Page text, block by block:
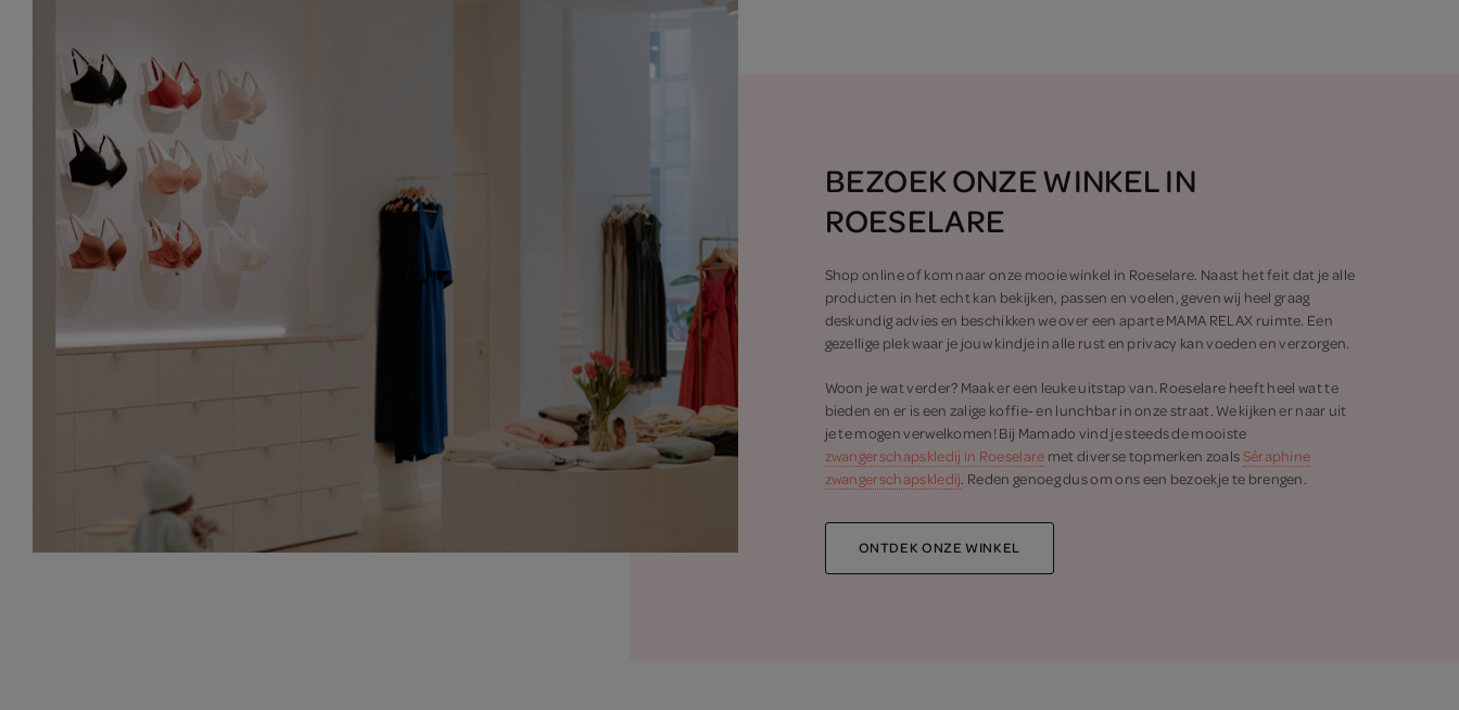
BEZOEK ONZE WINKEL IN
ROESELARE
Shop online of kom naar onze mooie winkel in Roeselare. Naast het feit dat je alle
producten in het echt kan bekijken, passen en voelen, geven wij heel graag
deskundig advies en beschikken we over een aparte MAMA RELAX ruimte. Een
gezellige plek waar je jouw kindje in alle rust en privacy kan voeden en verzorgen.
Woon je wat verder? Maak er een leuke uitstap van. Roeselare heeft heel wat te
bieden en er is een zalige koffie- en lunchbar in onze straat. We kijken er naar uit
je te mogen verwelkomen! Bij Mamado vind je steeds de mooiste
zwangerschapskledij in Roeselare met diverse topmerken zoalsSéraphine
zwangerschapskledij. Reden genoeg dus om ons een bezoekje te brengen.
ONTDEK ONZE WINKEL